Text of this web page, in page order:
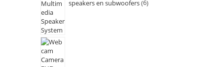
speakers en subwoofers 6